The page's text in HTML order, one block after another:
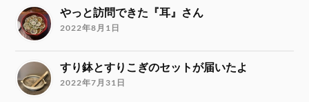
やっと訪問できた『耳』さん
2022年8月1日
すり鉢とすりこぎのセットが届いたよ
2022年7月31日